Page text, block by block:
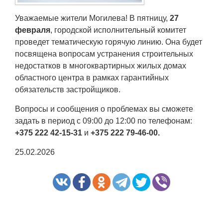
Курсы валют
Еще
Уважаемые жители Могилева! В пятницу, 27
февраля, городской исполнительный комитет
проведет тематическую горячую линию. Она будет
посвящена вопросам устранения строительных
недостатков в многоквартирных жилых домах
областного центра в рамках гарантийных
обязательств застройщиков.
Вопросы и сообщения о проблемах вы сможете
задать в период с 09:00 до 12:00 по телефонам:
+375 222 42-15-31 и +375 222 79-46-00.
25.02.2026